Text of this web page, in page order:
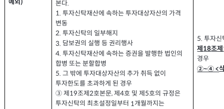
예외 ) 본다.
1.투자신탁재산에 속하는 투자대상자산의 가격
변동
2.투자신탁의 일부해지
3. 담보권의 실행 등 권리행사
4.투자신탁재산에 속하는 증권을 발행한 법인의
합병 또는 분할합병
5.그 밖에 투자대상자산의 추가 취득 없이
투자한도를 초과하게 된 경우
③ 제 19조제2호본문,제4호 및 제 5호의 규정은
투자신탁의 최초설정일부터 1개월까지는
5.투자신
제 18조제
경우
②~④ <